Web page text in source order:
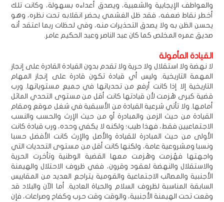
والعواطف الإيجابية والشعبية، ويصدق أعداءه بسهولة، وكانت تلك
أخطر نقاط ضعفه، فقد ظل الغشمي يحضر انقلابه تحت نظره، وهو
يحسن الظن به ولا يصدق التحذيرات منه، وفي لحظات ربما اعتقد أنه
صديق عمره المخلص كما كان عبد الناصر وعبد الحكيم عامر.
القيادة المأمولة
لا نهضة ولا استقلال ولا حرية ولا تقدم بدون القيادة القادرة على إنجاز
المهمة التاريخية. وليس أي قيادة تكون قادرة على إنجاز المهام
التاريخية إلا إذا كانت أرفع من تحدياتها في جميع مستوياتها. ورب
قضية كبرى هُزمت لأن قيادتها كانت أقل من مستوى التحدي الماثل
أمامها. ولا تأتي شرعية القيادة من الأسبقية في شغل موقع ومقام
القيادة من حيث الزمن والمبادرة أو من حيث الإرث والحسب والنسب
الاجتماعيين فقط، فهذا طيب؛ ولكنه لا يكفي وحده، ورب قيادة كانت
الأولى من حيث المبادرة للقيادة والأصل والإرث كانت الأفضل حسبا
ونسبا ومشروعية عامة، ولكنها كانت أقل من مستوى التحديات التي
واجهتها فهُزمت وهُزمت معها القضية الوطنية وتأخرت الحرية
والاستقلال والنهضة لعقود وقرون، ففي ظروف الاحتلال والهيمنة
الأجنبية والمصائب الاجتماعية والقومية يتراجع العديد من المقاييس
السابقة المناسبة لظروف السلام والحياة العادية. أما الآن والبلاد قد
وقعت تحت الهيمنة الأجنبية، والوقت وقت حرب وكفاح وصراعات، فإن